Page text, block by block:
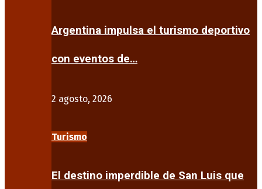
Argentina impulsa el turismo deportivo
con eventos de…
2 agosto, 2026
Turismo
El destino imperdible de San Luis que